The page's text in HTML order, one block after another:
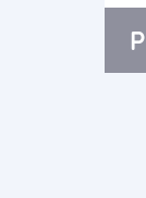
P